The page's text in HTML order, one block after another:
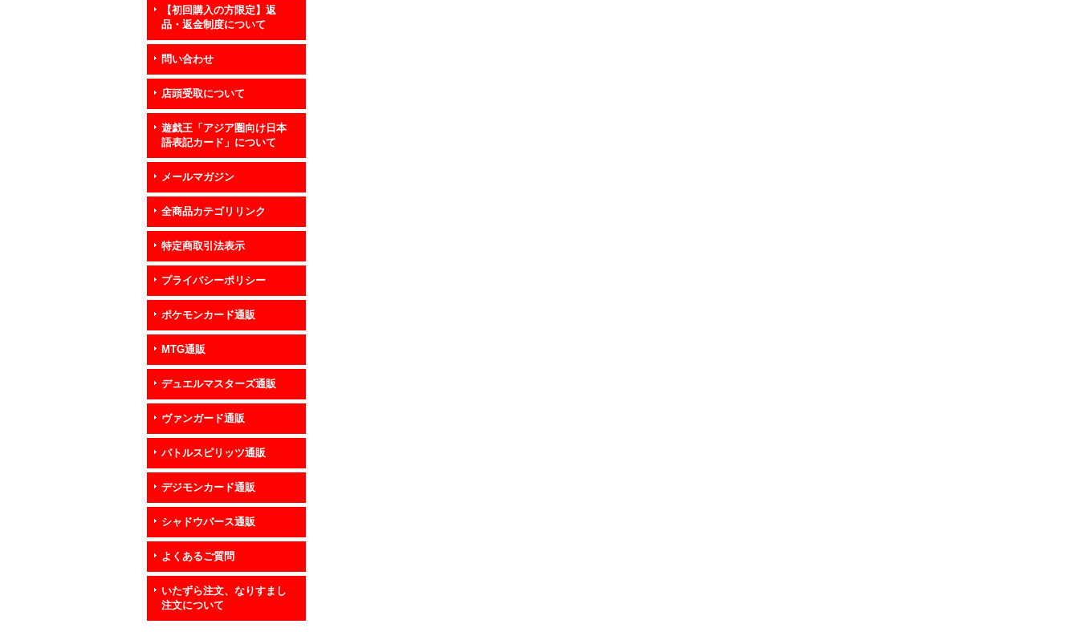
【初回購入の方限定】返
品・返金制度について
問い合わせ
店頭受取について
遊戯王「アジア圏向け日本
語表記カード」について
メールマガジン
全商品カテゴリリンク
特定商取引法表示
プライバシーポリシー
ポケモンカード通販
MTG通販
デュエルマスターズ通販
ヴァンガード通販
バトルスピリッツ通販
デジモンカード通販
シャドウバース通販
よくあるご質問
いたずら注文、なりすまし
注文について